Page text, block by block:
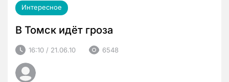
Интересное
В Томск идёт гроза
16:10 / 21.06.10 6548